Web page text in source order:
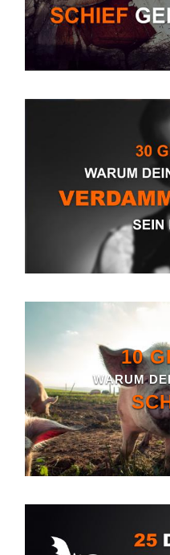
10
WARUM